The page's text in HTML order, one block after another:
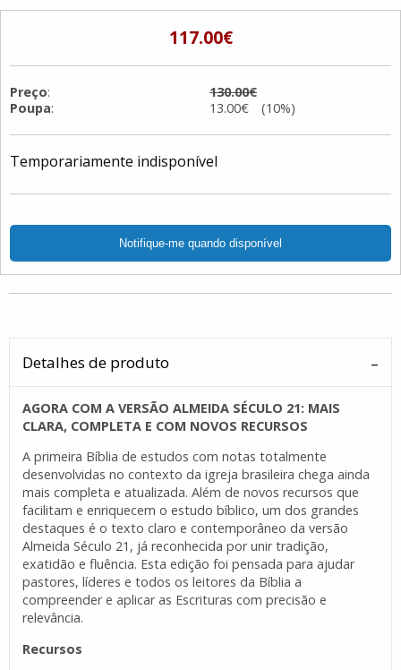
117.00€
Preço:
130.00€
Poupa: 13.00€ (10%)
Temporariamente indisponível
Detalhes de produto
AGORA COM A VERSÃO ALMEIDA SÉCULO 21: MAIS
CLARA, COMPLETA E COM NOVOS RECURSOS
A primeira Bíblia de estudos com notas totalmente
desenvolvidas no contexto da igreja brasileira chega ainda
mais completa e atualizada. Além de novos recursos que
facilitam e enriquecem o estudo bíblico, um dos grandes
destaques é o texto claro e contemporâneo da versão
Almeida Século 21, já reconhecida por unir tradição,
exatidão e fluência. Esta edição foi pensada para ajudar
pastores, líderes e todos os leitores da Bíblia a
compreender e aplicar as Escrituras com precisão e
relevância.
Recursos